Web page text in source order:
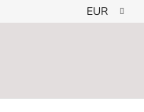
EUR